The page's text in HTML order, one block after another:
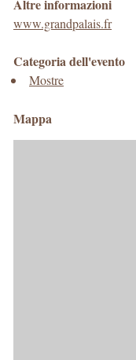
Altre informazioni
www.grandpalais.fr
Categoria dell'evento
Mostre
Mappa